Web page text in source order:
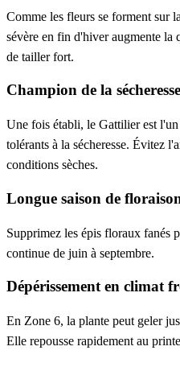
Comme les fleurs se forment sur
sévère en fin d'hiver augmente la
de tailler fort.
Champion de la sécheresse
Une fois établi, le Gattilier est
tolérants à la sécheresse. Évitez
conditions sèches.
Longue saison de
Supprimez les épis floraux fanés
continue de juin à septembre.
Dépérissement en climat
En Zone 6, la plante peut geler
Elle repousse rapidement au